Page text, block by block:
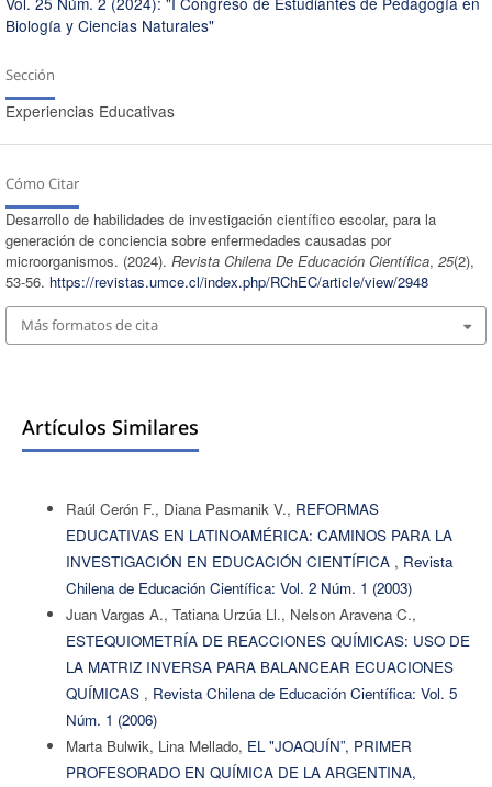
Biología y Ciencias Naturales"
Sección
Experiencias Educativas
Cómo Citar
Desarrollo de habilidades de investigación científico escolar, para la
generación de conciencia sobre enfermedades causadas por
microorganismos. (2024). Revista Chilena De Educación Científica, 25(2),
53-56. https://revistas.umce.cl/index.php/RChEC/article/view/2948
Más formatos de cita
Artículos Similares
Raúl Cerón F., Diana Pasmanik V., REFORMAS
EDUCATIVAS EN LATINOAMÉRICA: CAMINOS PARA LA
INVESTIGACIÓN EN EDUCACIÓN CIENTÍFICA , Revista
Chilena de Educación Científica: Vol. 2 Núm. 1 (2003)
Juan Vargas A., Tatiana Urzúa Ll., Nelson Aravena C.,
ESTEQUIOMETRÍA DE REACCIONES QUÍMICAS: USO DE
LA MATRIZ INVERSA PARA BALANCEAR ECUACIONES
QUÍMICAS , Revista Chilena de Educación Científica: Vol. 5
Núm. 1 (2006)
Marta Bulwik, Lina Mellado, EL "JOAQUÍN”, PRIMER
PROFESORADO EN QUÍMICA DE LA ARGENTINA,